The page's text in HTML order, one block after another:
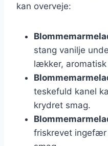
kan overveje:
stang vanilje
lækker, aromatisk
teskefuld kanel
krydret smag.
friskrevet